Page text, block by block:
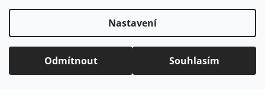
Nastavení
Odmítnout Souhlasím